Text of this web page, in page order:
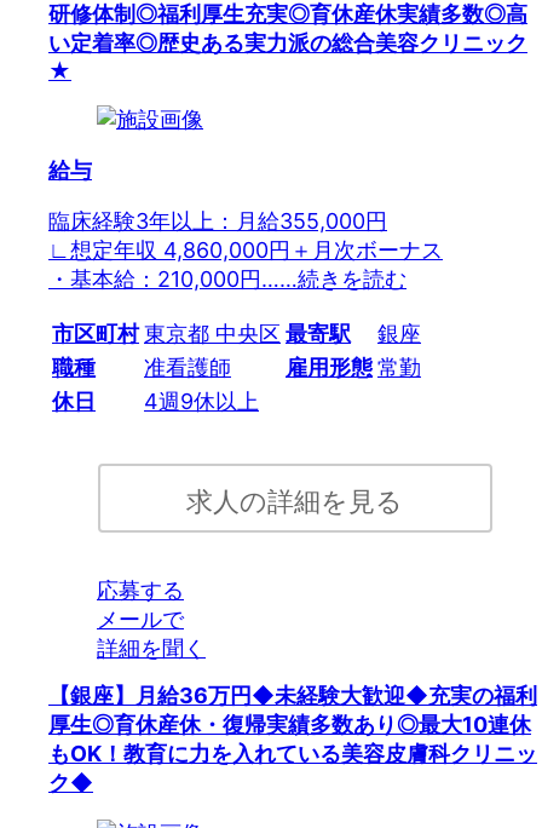
研修体制◎福利厚生充実◎育休産休実績多数◎高
い定着率◎歴史ある実力派の総合美容クリニック
★
給与
臨床経験3年以上：月給355,000円
∟想定年収 4,860,000円＋月次ボーナス
・基本給：210,000円……続きを読む
市区町村東京都 中央区 最寄駅
銀座
職種
准看護師 雇用形態常勤
休日
4週9休以上
求人の詳細を見る
応募する
メールで
詳細を聞く
【銀座】月給36万円◆未経験大歓迎◆充実の福利
厚生◎育休産休・復帰実績多数あり◎最大10連休
もOK！教育に力を入れている美容皮膚科クリニッ
ク◆